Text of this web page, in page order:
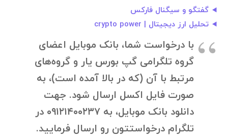
گفتگو و سیگنال فارکس
تحلیل ارز دیجیتال | crypto power
با درخواست شما، بانک موبایل اعضای
گروه تلگرامی گپ بورس یار و گروه‌های
مرتبط با آن (که در بالا آمده است)، به
صورت فایل اکسل ارسال شود. جهت
دانلود بانک موبایل، به ۰۹۱۲۱۴۰۰۲۳۷ در
تلگرام درخواستتون رو ارسال فرمایید.